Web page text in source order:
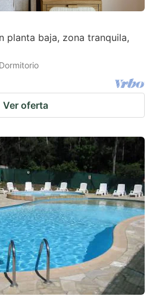
planta baja, zona tranquila,
Ver oferta